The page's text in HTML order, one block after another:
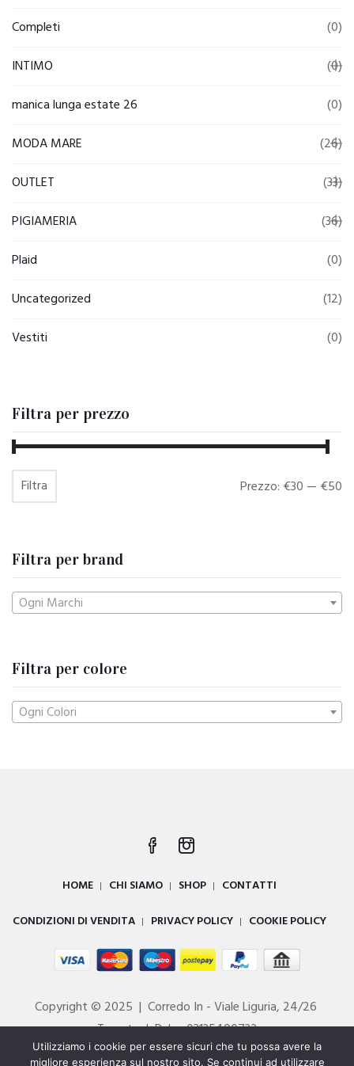
Completi
(0)
INTIMO
(0)
manica lunga estate 26
(0)
MODA MARE
(26)
OUTLET
(33)
PIGIAMERIA
(36)
Plaid
(0)
Uncategorized
(12)
Vestiti
(0)
Filtra per prezzo
Prezzo
Prezzo
Filtra Prezzo: €30 — €50
Filtra per brand
Ogni Marchi
Filtra per colore
Ogni Colori
HOME CHI SIAMO SHOP
CONTATTI
CONDIZIONI DI VENDITA
PRIVACY POLICY COOKIE POLICY
Copyright © 2025 | Corredo In - Viale Liguria, 24/26
Taranto | P. Iva 03135490732
Powered byDIGITALL
Utilizziamo i cookie per essere sicuri che tu possa avere la
migliore esperienza sul nostro sito. Se continui ad utilizzare